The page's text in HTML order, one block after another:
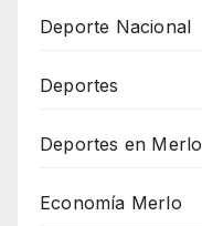
Deporte Nacional
Deportes
Deportes en Merlo
Economía Merlo